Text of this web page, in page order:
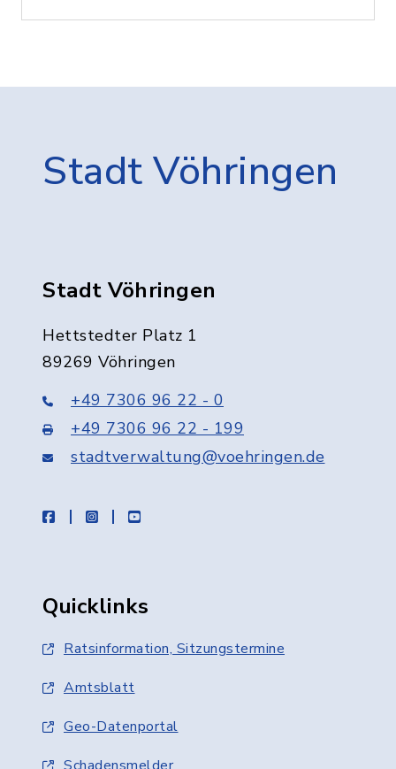
Stadt Vöhringen
Stadt Vöhringen
Hettstedter Platz 1
89269 Vöhringen
+49 7306 96 22 - 0
+49 7306 96 22 - 199
stadtverwaltung@voehringen.de
facebookinstagramyoutube
Quicklinks
Ratsinformation, Sitzungstermine
Amtsblatt
Geo-Datenportal